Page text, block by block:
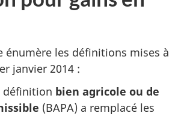
énumère les définitions mises à
janvier 2014 :
définition bien agricole ou de
(BAPA) a remplacé les